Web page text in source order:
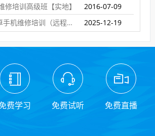
修培训高级班【实地】
2016-07-09
苹果手机、安卓手机维修培训（远程网络班）
2025-12-19
费学习 免费试听 免费直播